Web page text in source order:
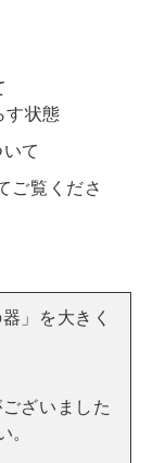
状態
て
ご覧くださ
」を大きく
ざいました